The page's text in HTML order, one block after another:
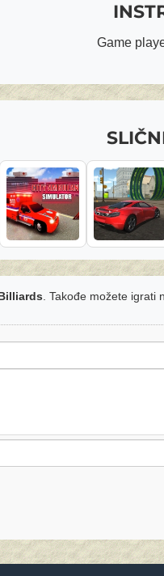
Game
. Takođe možete